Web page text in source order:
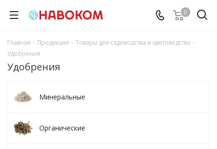
0
Главная - Продукция - Товары для садоводства и цветоводства -
Удобрения
Удобрения
Минеральные
Органические